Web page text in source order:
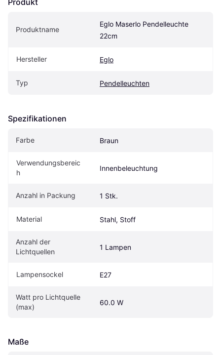
Produktname
Eglo Maserlo Pendelleuchte
22cm
Hersteller Eglo
Typ Pendelleuchten
Spezifikationen
Farbe Braun
Verwendungsbereic
h
Innenbeleuchtung
Anzahl in Packung 1 Stk.
Material Stahl, Stoff
Anzahl der
Lichtquellen
1 Lampen
Lampensockel E27
Watt pro Lichtquelle
(max)
60.0 W
Maße